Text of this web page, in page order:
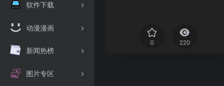
软件下载
动漫漫画
新闻热榜
图片专区
0 220